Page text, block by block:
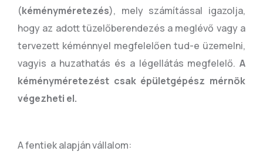
(kéményméretezés), mely számítással igazolja,
hogy az adott tüzelőberendezés a meglévő vagy a
tervezett kéménnyel megfelelően tud-e üzemelni,
vagyis a huzathatás és a légellátás megfelelő. A
kéményméretezést csak épületgépész mérnök
végezheti el.
A fentiek alapján vállalom: